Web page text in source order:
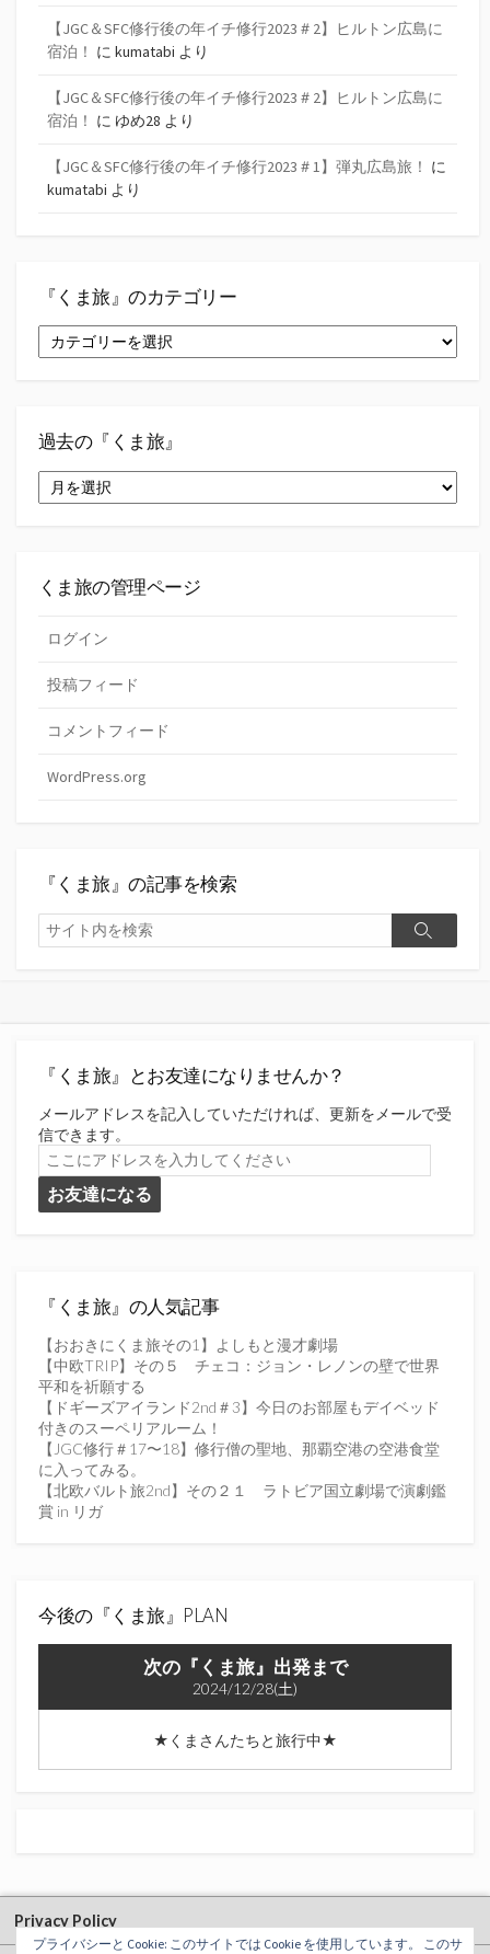
【JGC＆SFC修行後の年イチ修行2023＃2】ヒルトン広島に
宿泊！ に kumatabi より
【JGC＆SFC修行後の年イチ修行2023＃2】ヒルトン広島に
宿泊！ に ゆめ28 より
【JGC＆SFC修行後の年イチ修行2023＃1】弾丸広島旅！ に
kumatabi より
『くま旅』のカテゴリー
『く
ま
テ
ー
過去の『くま旅』
去
旅』
くま旅の管理ページ
ログイン
投稿フィード
コメントフィード
WordPress.org
『くま旅』の記事を検索
検
索
検
『くま旅』とお友達になりませんか？
メールアドレスを記入していただければ、更新をメールで受
信できます。
こ
こ
に
ア
を
力
し
て
く
だ
さ
い
お友達になる
『くま旅』の人気記事
【おおきにくま旅その1】よしもと漫才劇場
【中欧TRIP】その５ チェコ：ジョン・レノンの壁で世界
平和を祈願する
【ドギーズアイランド2nd＃3】今日のお部屋もデイベッド
付きのスーペリアルーム！
【JGC修行＃17〜18】修行僧の聖地、那覇空港の空港食堂
に入ってみる。
【北欧バルト旅2nd】その２１ ラトビア国立劇場で演劇鑑
賞 in リガ
今後の『くま旅』PLAN
次の『くま旅』出発まで
2024/12/28(土)
★くまさんたちと旅行中★
Privacy Policy
プライバシーと Cookie: このサイトでは Cookie を使用しています。 このサ